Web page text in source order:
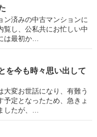
ン済みの中古マンションに
覧し、公私共にお忙しい中
は最初か…
を今も時々思い出して
変お世話になり、有難う
予定となったため、急きょ
したが、…